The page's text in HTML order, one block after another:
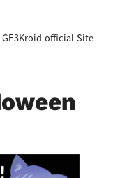
official Site